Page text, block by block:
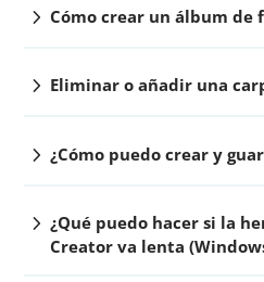
chevron_right Cómo crear un álbum
chevron_right Eliminar o añadir una
chevron_right¿Cómo puedo crear y
chevron_right¿Qué puedo hacer si la
Creator va lenta